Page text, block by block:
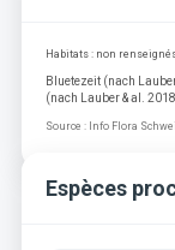
Habitats : non
Bluetezeit (nach
(nach Lauber & al.
Source : Info Flora
Espèces